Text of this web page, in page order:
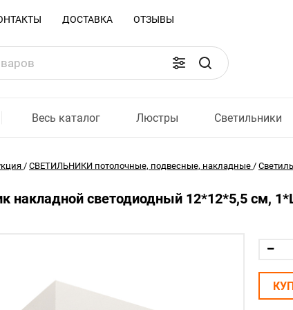
ДОСТАВКА ОТЗЫВЫ
Весь каталог Люстры Светильники
/ СВЕТИЛЬНИКИ потолочные, подвесные, накладные /
накладной светодиодный 12*12*5,5 см,